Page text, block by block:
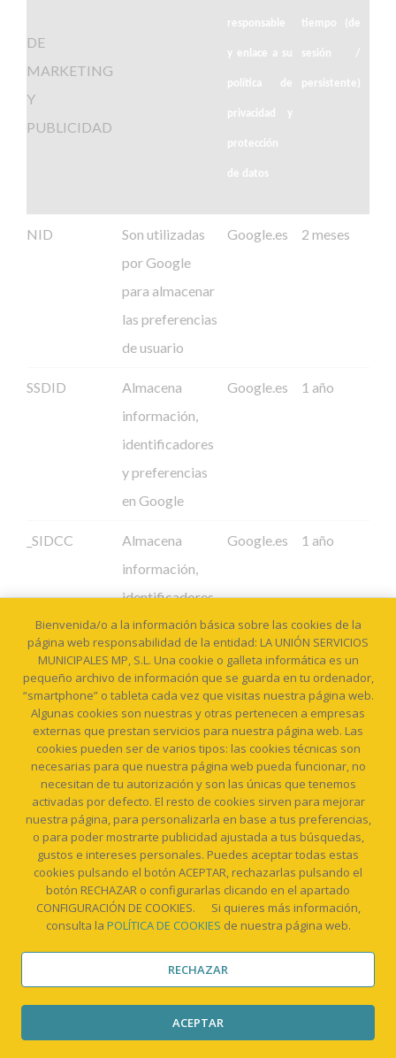
DE
MARKETING
Y
PUBLICIDAD
responsable
y enlace a su
política de
privacidad y
protección
de datos
tiempo (de
sesión /
persistente)
NID
Son utilizadas
por Google
para almacenar
las preferencias
de usuario
Google.es 2 meses
SSDID
Almacena
información,
identificadores
y preferencias
en Google
Google.es 1 año
_SIDCC
Almacena
información,
identificadores
y preferencias
en Google
Google.es 1 año
Tipo de cookie
DE PUBLICIDAD
COMPORTAMENTAL
Finalidad Entidad
responsable
y enlace a
su política
de
de datos
Plazo de
tiempo (de
sesión /
Bienvenida/o a la información básica sobre las cookies de la
página web responsabilidad de la entidad: LA UNIÓN SERVICIOS
MUNICIPALES MP, S.L. Una cookie o galleta informática es un
pequeño archivo de información que se guarda en tu ordenador,
“smartphone” o tableta cada vez que visitas nuestra página web.
Algunas cookies son nuestras y otras pertenecen a empresas
externas que prestan servicios para nuestra página web. Las
cookies pueden ser de varios tipos: las cookies técnicas son
necesarias para que nuestra página web pueda funcionar, no
necesitan de tu autorización y son las únicas que tenemos
activadas por defecto. El resto de cookies sirven para mejorar
nuestra página, para personalizarla en base a tus preferencias,
o para poder mostrarte publicidad ajustada a tus búsquedas,
gustos e intereses personales. Puedes aceptar todas estas
cookies pulsando el botón ACEPTAR, rechazarlas pulsando el
botón RECHAZAR o configurarlas clicando en el apartado
CONFIGURACIÓN DE COOKIES. Si quieres más información,
consulta la POLÍTICA DE COOKIES de nuestra página web.
RECHAZAR
ACEPTAR